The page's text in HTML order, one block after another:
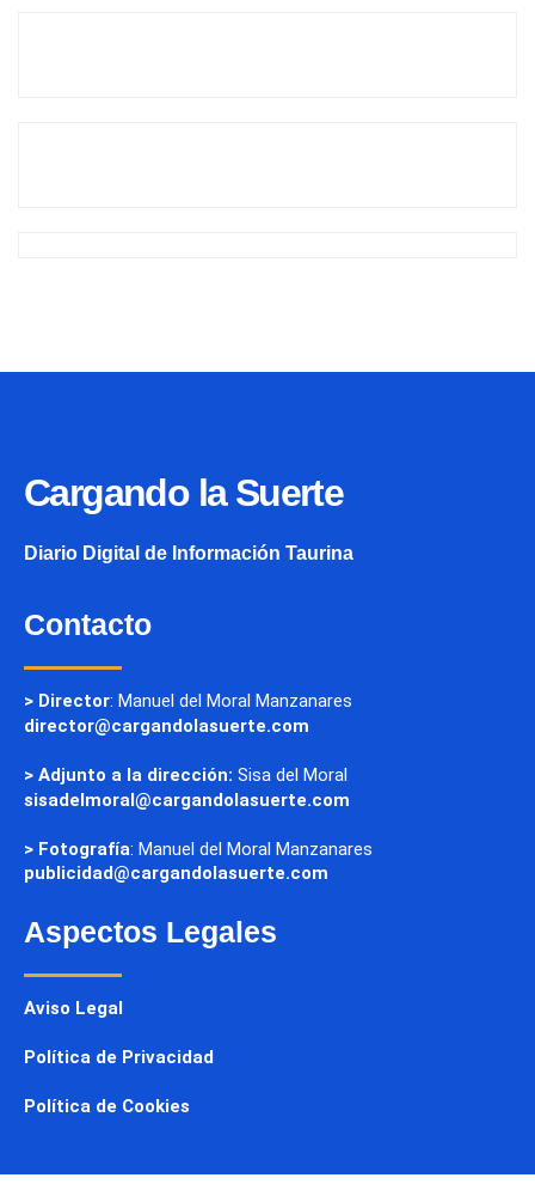
Cargando la Suerte
Diario Digital de Información Taurina
Contacto
> Director: Manuel del Moral Manzanares
director@cargandolasuerte.com
> Adjunto a la dirección: Sisa del Moral
sisadelmoral@cargandolasuerte.com
> Fotografía: Manuel del Moral Manzanares
publicidad@cargandolasuerte.com
Aspectos Legales
Aviso Legal
Política de Privacidad
Política de Cookies